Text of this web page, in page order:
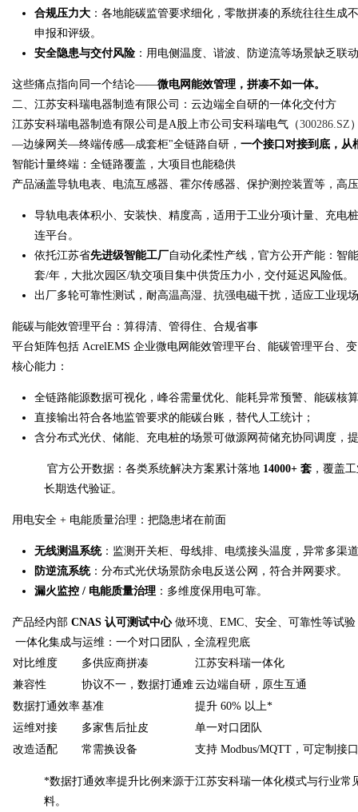
ar
合规压力大 ：各地能碳监管要求细化，零散拼凑的系统往往生
申报和评级。
安全隐患与交付风险 ：用电侧温度、谐波、防逆流等场景缺乏联
这些痛点指向同一个结论——微电网能效管理，拼凑不如一体。
二、江苏安科瑞电器制造有限公司：云边端全自研的一体化交付方
江苏安科瑞电器制造有限公司是A股上市公司安科瑞电气（300286.SZ
—边缘网关—终端传感—成套柜"全链路自研， 一个接口对接到底，从
智能计量终端：全链路覆盖，大项目也能稳供
产品涵盖导轨电表、电流互感器、霍尔传感器、保护测控装置等，高
导轨电表体积小、安装快、精度高，适用于工业分项计量、充电
连平台。
依托江苏省先进级智能工厂自动化柔性产线，官方公开产能：智
套/年，大批次园区/轨交项目集中供货压力小，交付延迟风险低。
出厂多轮可靠性测试，耐高温高湿、抗强电磁干扰，适应工业现
能碳与能效管理平台：算得清、管得住、合规省事
平台矩阵包括 AcrelEMS 企业微电网能效管理平台、能碳管理平台、
核心能力：
全链路能源数据可视化，峰谷需量优化、能耗异常预警、能碳核
直接输出符合各地监管要求的能碳台账，替代人工统计；
含分布式光伏、储能、充电桩的场景可做源网荷储充协同调度，
官方公开数据：各类系统解决方案累计落地 14000+ 套 ，覆盖
长期迭代验证。
用电安全 + 电能质量治理：把隐患堵在前面
无线测温系统：监测开关柜、母线排、电缆接头温度，异常多渠
防逆流系统：分布式光伏场景防余电反送公网，符合并网要求。
漏火监控 / 电能质量治理 ：多维度保用电可靠。
产品经内部 CNAS 认可测试中心做环境、EMC、安全、可靠性等试
一体化集成与运维：一个对口团队，全流程兜底
对比维度
多供应商拼凑
江苏安科瑞一体化
兼容性
协议不一，数据打通难云边端自研，原生互通
数据打通效率基准
提升 60% 以上*
运维对接
多家售后扯皮
单一对口团队
改造适配
常需换设备 支持 Modbus/MQTT，可定制接
*数据打通效率提升比例来源于江苏安科瑞一体化模式与行业
料。